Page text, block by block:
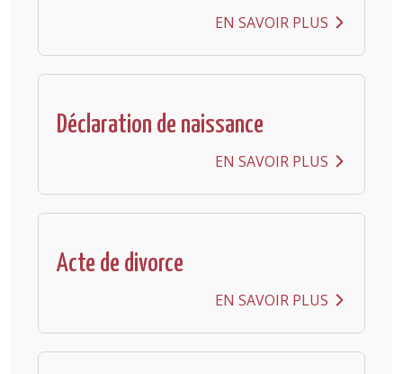
EN SAVOIR PLUS
Déclaration de naissance
EN SAVOIR PLUS
Acte de divorce
EN SAVOIR PLUS